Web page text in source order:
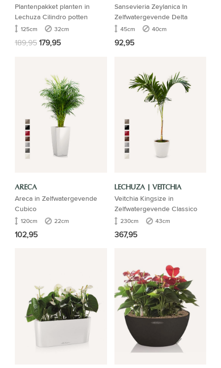
Plantenpakket planten in
Lechuza Cilindro potten
125cm 32cm
189,95179,95
Sansevieria Zeylanica In
Zelfwatergevende Delta
45cm 40cm
92,95
ARECA
Areca in Zelfwatergevende
Cubico
120cm 22cm
102,95
LECHUZA | VEITCHIA
Veitchia Kingsize in
Zelfwatergevende Classico
230cm 43cm
367,95